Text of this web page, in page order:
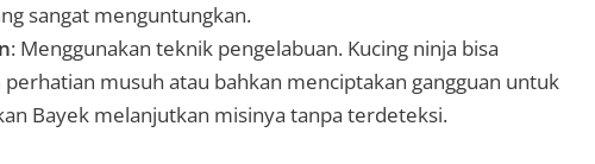
sangat menguntungkan.
: Menggunakan teknik pengelabuan. Kucing ninja bisa
musuh atau bahkan menciptakan gangguan untuk
Bayek melanjutkan misinya tanpa terdeteksi.